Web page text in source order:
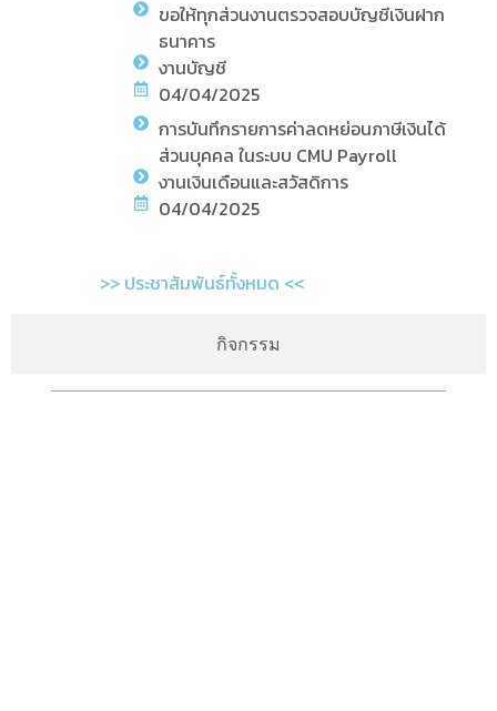
กิจกรรม
ขอให้ทุกส่วนงานตรวจสอบบัญชีเงินฝาก
ธนาคาร
งานบัญชี
04/04/2025
การบันทึกรายการค่าลดหย่อนภาษีเงินได้
ส่วนบุคคล ในระบบ CMU Payroll
งานเงินเดือนและสวัสดิการ
04/04/2025
>> ประชาสัมพันธ์ทั้งหมด <<